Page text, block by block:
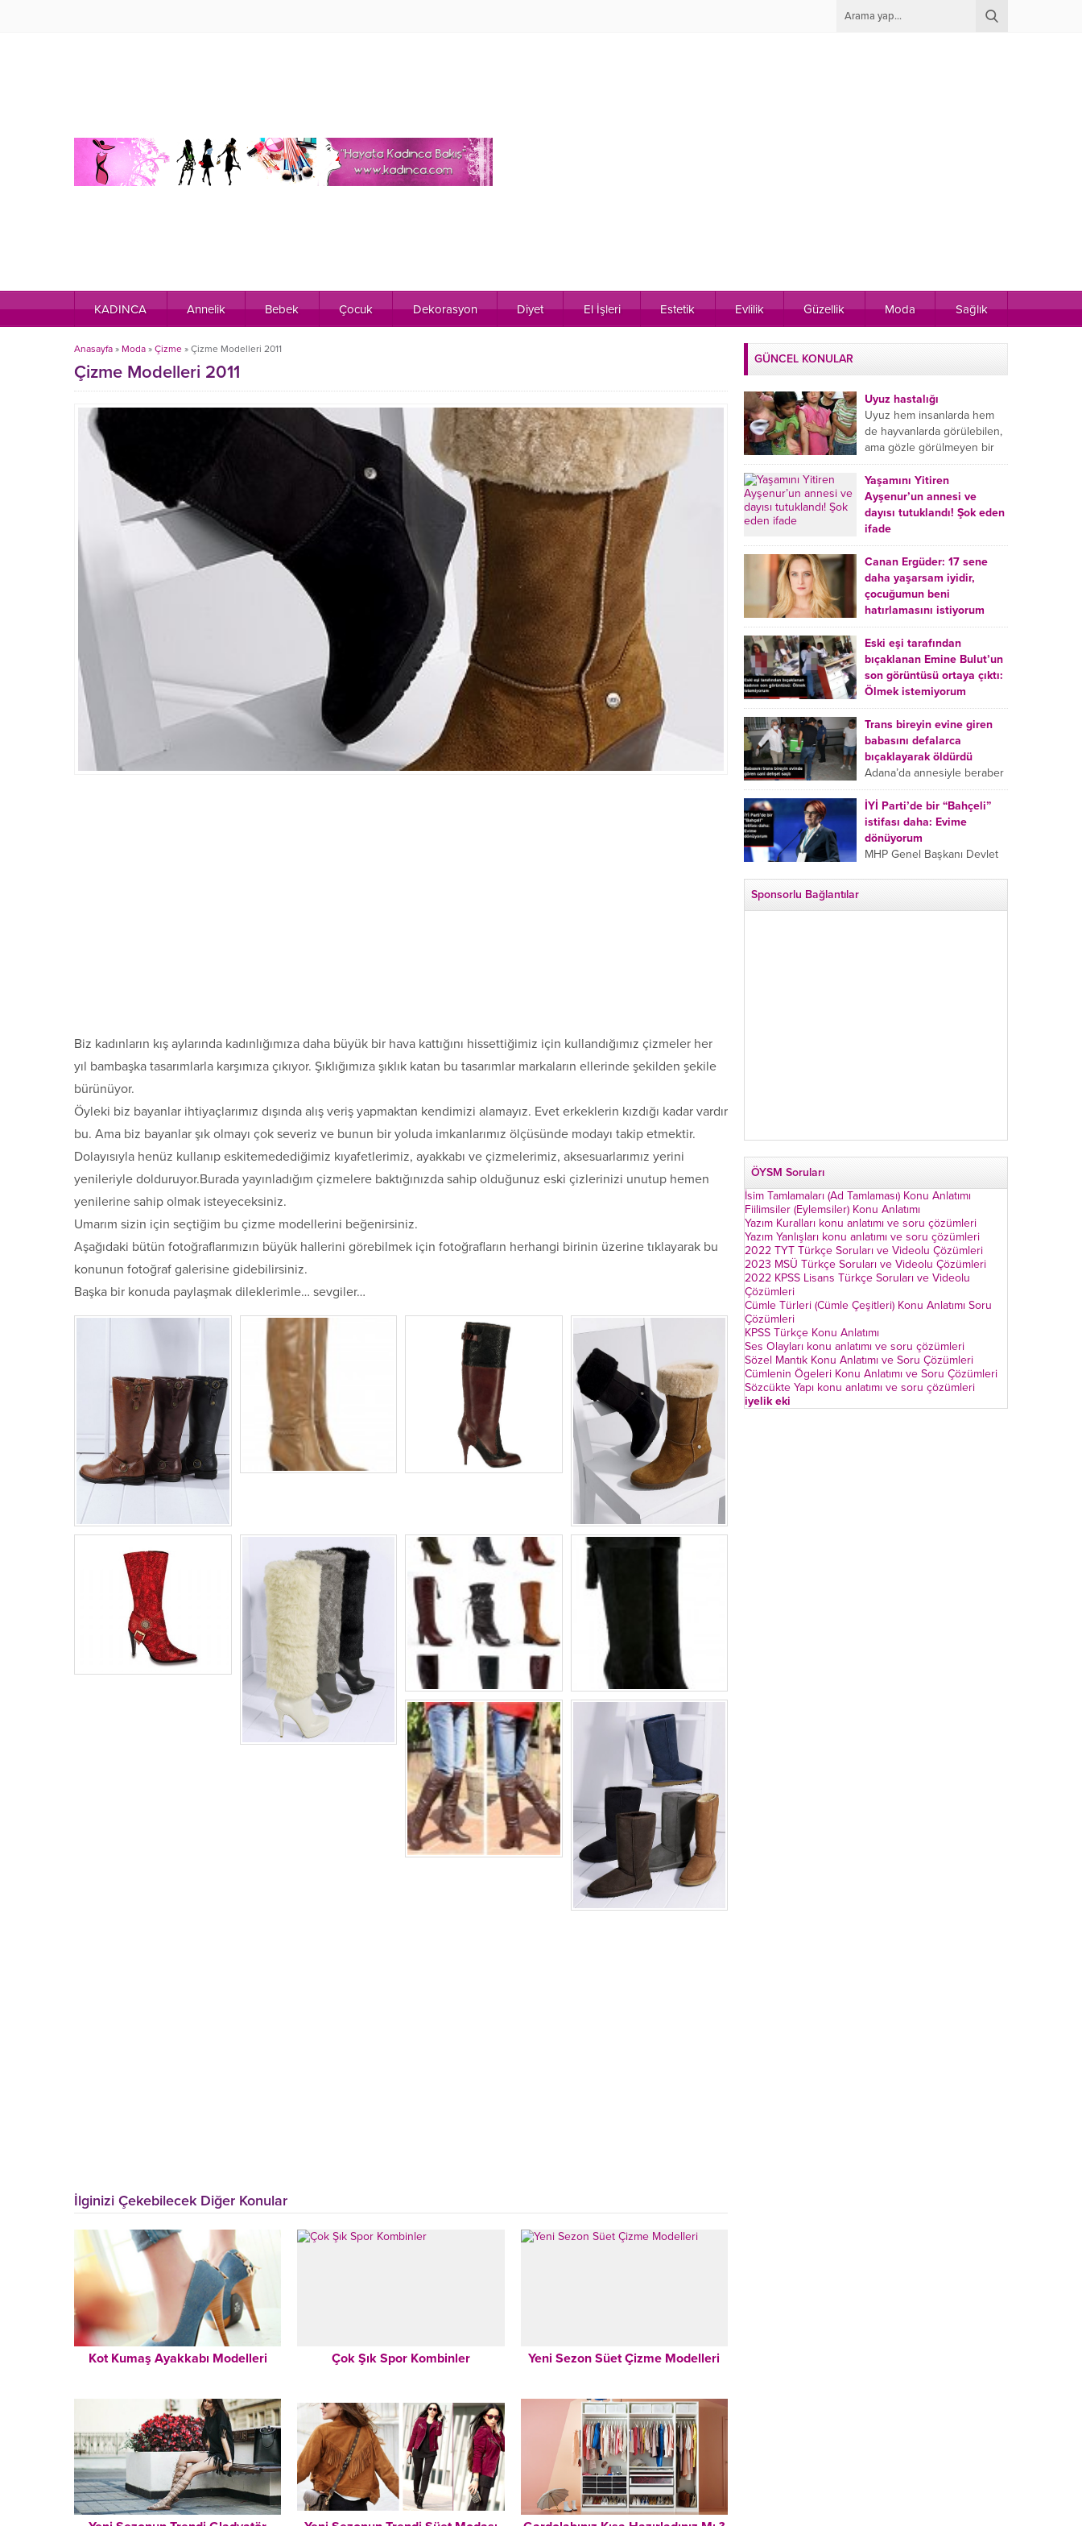
KADINCA Annelik Bebek Çocuk Dekorasyon Diyet El İşleri Estetik Evlilik Güzellik Moda Sağlık
Anasayfa » Moda » Çizme » Çizme Modelleri 2011
Çizme Modelleri 2011
Biz kadınların kış aylarında kadınlığımıza daha büyük bir hava kattığını hissettiğimiz için kullandığımız çizmeler her
yıl bambaşka tasarımlarla karşımıza çıkıyor. Şıklığımıza şıklık katan bu tasarımlar markaların ellerinde şekilden şekile
bürünüyor.
Öyleki biz bayanlar ihtiyaçlarımız dışında alış veriş yapmaktan kendimizi alamayız. Evet erkeklerin kızdığı kadar vardır
bu. Ama biz bayanlar şık olmayı çok severiz ve bunun bir yoluda imkanlarımız ölçüsünde modayı takip etmektir.
Dolayısıyla henüz kullanıp eskitemedediğimiz kıyafetlerimiz, ayakkabı ve çizmelerimiz, aksesuarlarımız yerini
yenileriyle dolduruyor.Burada yayınladığım çizmelere baktığınızda sahip olduğunuz eski çizlerinizi unutup hemen
yenilerine sahip olmak isteyeceksiniz.
Umarım sizin için seçtiğim bu çizme modellerini beğenirsiniz.
Aşağıdaki bütün fotoğraflarımızın büyük hallerini görebilmek için fotoğrafların herhangi birinin üzerine tıklayarak bu
konunun fotoğraf galerisine gidebilirsiniz.
Başka bir konuda paylaşmak dileklerimle… sevgiler…
İlginizi Çekebilecek Diğer Konular
Kot Kumaş Ayakkabı Modelleri Çok Şık Spor Kombinler Yeni Sezon Süet Çizme Modelleri
GÜNCEL KONULAR
Uyuz hastalığı
Uyuz hem insanlarda hem
de hayvanlarda görülebilen,
ama gözle görülmeyen bir
tür mikroplu böcek
hastalığıdır. Uyuz hastalığı
(Urticaria), deride veya...
Yaşamını Yitiren
Ayşenur’un annesi ve
dayısı tutuklandı! Şok eden
ifade
Burdur’da yatağında ölü
bulunan Ayşenur Kazık’ın (2)
annesi Kader Karadeniz (23)
ile dayısı Hızır Tunç
Çetinkaya (19) tutuklandı.
Çetinkaya, ifadesinde...
Canan Ergüder: 17 sene
daha yaşarsam iyidir,
çocuğumun beni
hatırlamasını istiyorum
Kanser tedavisi gören ünlü
oyuncu Canan Ergüder,
hastalık sürecini anlattı:
Meme kanserine yakalanan
ünlü oyuncu Canan Ergüder
aklıma ilk ölümün...
Eski eşi tarafından
bıçaklanan Emine Bulut’un
son görüntüsü ortaya çıktı:
Ölmek istemiyorum
Kırıkkale’de eski eşi
tarafından boğazından
bıçaklanan Emine Bulut’un
“Ben ölmek istemiyorum”
demesi ve yanında bulunan
10 yaşındaki kızının “Anne
lütfen...
Trans bireyin evine giren
babasını defalarca
bıçaklayarak öldürdü
Adana’da annesiyle beraber
takip ettiği babasının trans
bireyin evine girdiği gören
cani, babasını vücudunun
çeşitli yerlerinden
bıçaklayarak öldürdü.
İYİ Parti’de bir “Bahçeli”
istifası daha: Evime
dönüyorum
MHP Genel Başkanı Devlet
Sponsorlu Bağlantılar
ÖYSM Soruları
İsim Tamlamaları (Ad Tamlaması) Konu Anlatımı
Fiilimsiler (Eylemsiler) Konu Anlatımı
Yazım Kuralları konu anlatımı ve soru çözümleri
Yazım Yanlışları konu anlatımı ve soru çözümleri
2022 TYT Türkçe Soruları ve Videolu Çözümleri
2023 MSÜ Türkçe Soruları ve Videolu Çözümleri
2022 KPSS Lisans Türkçe Soruları ve Videolu
Çözümleri
Cümle Türleri (Cümle Çeşitleri) Konu Anlatımı Soru
Çözümleri
KPSS Türkçe Konu Anlatımı
Ses Olayları konu anlatımı ve soru çözümleri
Sözel Mantık Konu Anlatımı ve Soru Çözümleri
Cümlenin Ögeleri Konu Anlatımı ve Soru Çözümleri
Sözcükte Yapı konu anlatımı ve soru çözümleri
iyelik eki